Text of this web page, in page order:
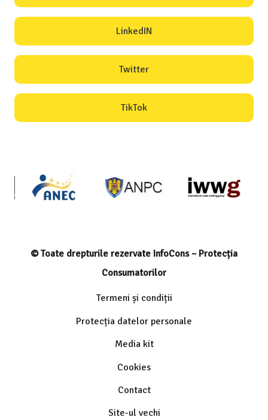
LinkedIN
Twitter
TikTok
© Toate drepturile rezervate InfoCons – Protecția
Consumatorilor
Termeni și condiții
Protecția datelor personale
Media kit
Cookies
Contact
Site-ul vechi